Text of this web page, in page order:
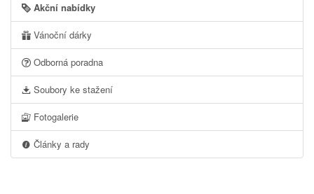
Akční nabídky
Vánoční dárky
Odborná poradna
Soubory ke stažení
Fotogalerie
Články a rady